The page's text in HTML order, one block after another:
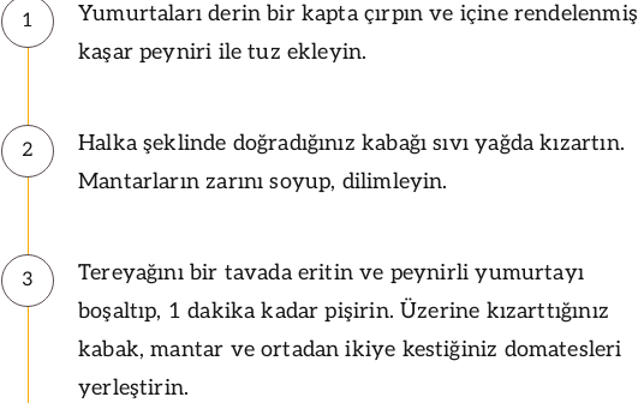
1
Yumurtaları derin bir kapta çırpın ve içine rendelenmiş
kaşar peyniri ile tuz ekleyin.
2
Halka şeklinde doğradığınız kabağı sıvı yağda kızartın.
Mantarların zarını soyup, dilimleyin.
3
Tereyağını bir tavada eritin ve peynirli yumurtayı
boşaltıp, 1 dakika kadar pişirin. Üzerine kızarttığınız
kabak, mantar ve ortadan ikiye kestiğiniz domatesleri
yerleştirin.